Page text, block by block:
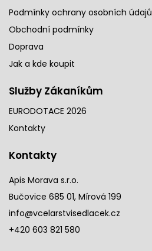
Podmínky ochrany osobních údajů
Obchodní podmínky
Doprava
Jak a kde koupit
Služby Zákaníkům
EURODOTACE 2026
Kontakty
Kontakty
Apis Morava s.r.o.
Bučovice 685 01, Mírová 199
info@vcelarstvisedlacek.cz
+420 603 821 580